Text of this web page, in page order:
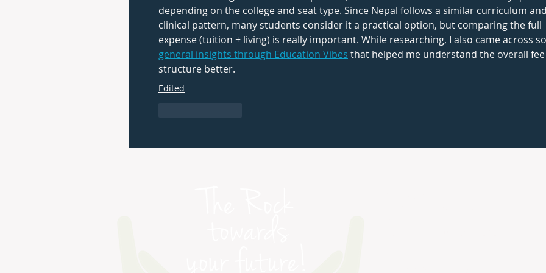
depending on the college and seat type. Since Nepal follows a similar curriculum and
clinical pattern, many students consider it a practical option, but comparing the full
expense (tuition + living) is really important. While researching, I also came across
general insights through Education Vibes that helped me understand the overall fee
structure better.
Edited